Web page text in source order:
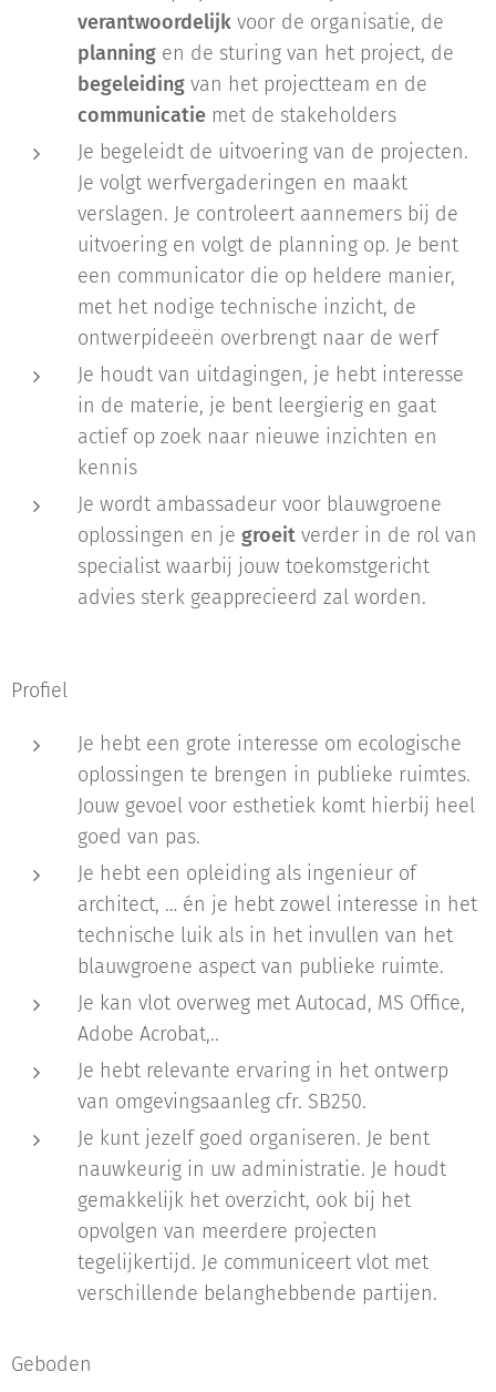
verantwoordelijk voor de organisatie, de
planning en de sturing van het project, de
begeleiding van het projectteam en de
communicatie met de stakeholders
Je begeleidt de uitvoering van de projecten.
Je volgt werfvergaderingen en maakt
verslagen. Je controleert aannemers bij de
uitvoering en volgt de planning op. Je bent
een communicator die op heldere manier,
met het nodige technische inzicht, de
ontwerpideeën overbrengt naar de werf
Je houdt van uitdagingen, je hebt interesse
in de materie, je bent leergierig en gaat
actief op zoek naar nieuwe inzichten en
kennis
Je wordt ambassadeur voor blauwgroene
oplossingen en je groeit verder in de rol van
specialist waarbij jouw toekomstgericht
advies sterk geapprecieerd zal worden.
Profiel
Je hebt een grote interesse om ecologische
oplossingen te brengen in publieke ruimtes.
Jouw gevoel voor esthetiek komt hierbij heel
goed van pas.
Je hebt een opleiding als ingenieur of
architect, … én je hebt zowel interesse in het
technische luik als in het invullen van het
blauwgroene aspect van publieke ruimte.
Je kan vlot overweg met Autocad, MS Office,
Adobe Acrobat,..
Je hebt relevante ervaring in het ontwerp
van omgevingsaanleg cfr. SB250.
Je kunt jezelf goed organiseren. Je bent
nauwkeurig in uw administratie. Je houdt
gemakkelijk het overzicht, ook bij het
opvolgen van meerdere projecten
tegelijkertijd. Je communiceert vlot met
verschillende belanghebbende partijen.
Geboden